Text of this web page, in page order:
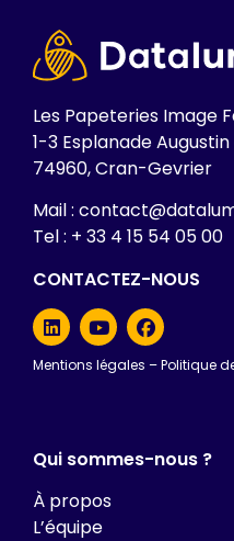
Les Papeteries Image
1-3 Esplanade Augustin
74960, Cran-Gevrier
Mail :
Tel : + 33 4 15 54 05 00
CONTACTEZ-NOUS
Mentions légales –Politique
Qui sommes-nous ?
À propos
L’équipe